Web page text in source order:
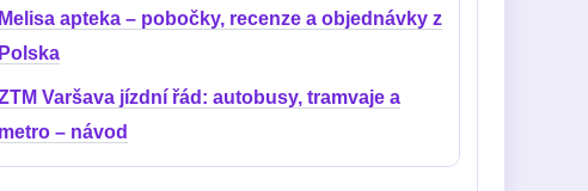
Melisa apteka – pobočky, recenze a objednávky z
Polska
Varšava jízdní řád: autobusy, tramvaje a
metro – návod